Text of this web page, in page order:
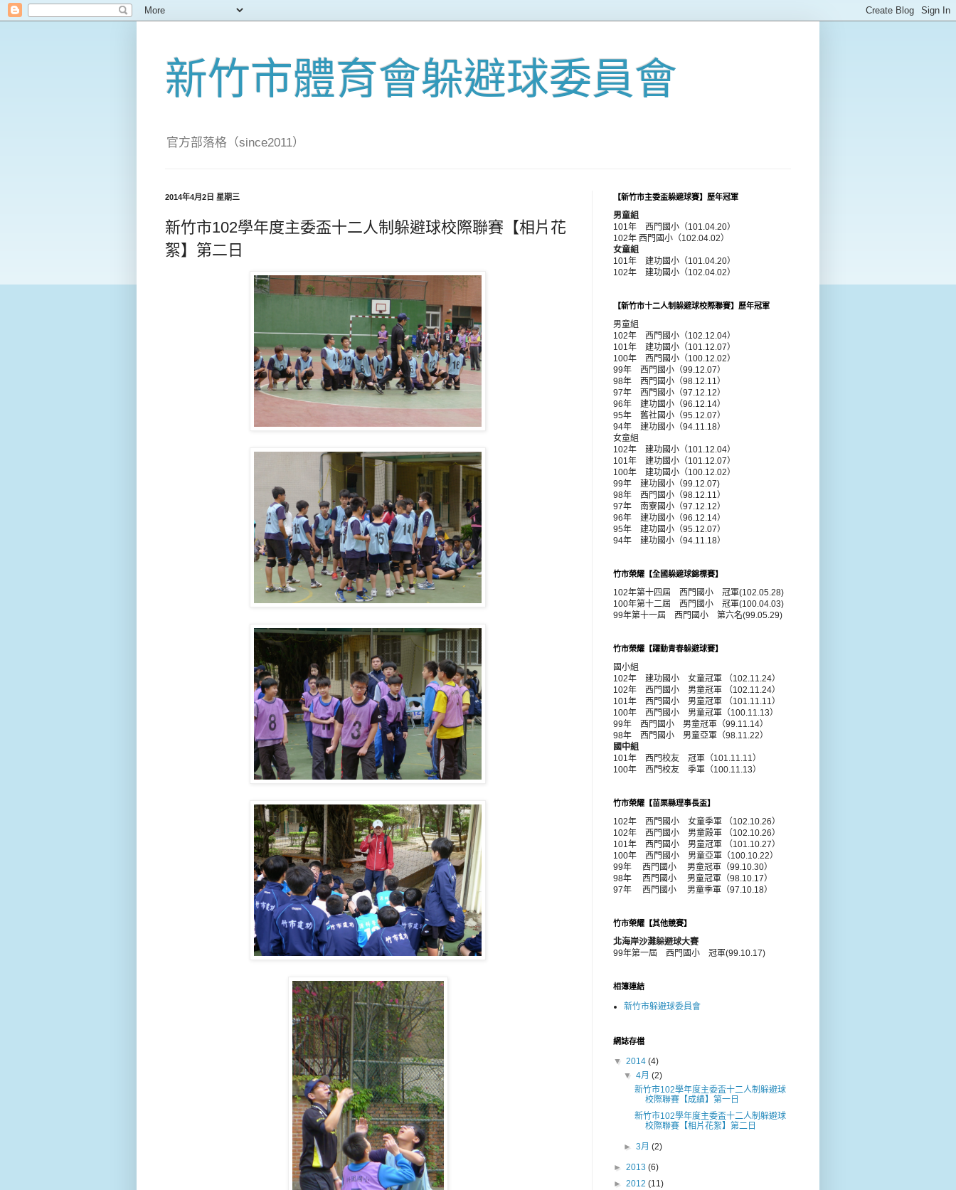
新竹市體育會躲避球委員會
官方部落格（since2011）
2014年4月2日 星期三
新竹市102學年度主委盃十二人制躲避球校際聯賽【相片花
絮】第二日
【新竹市主委盃躲避球賽】歷年冠軍
男童組
101年 西門國小（101.04.20）
102年 西門國小（102.04.02）
女童組
101年 建功國小（101.04.20）
102年 建功國小（102.04.02）
【新竹市十二人制躲避球校際聯賽】歷年冠軍
男童組
102年 西門國小（102.12.04）
101年 建功國小（101.12.07）
100年 西門國小（100.12.02）
99年 西門國小（99.12.07）
98年 西門國小（98.12.11）
97年 西門國小（97.12.12）
96年 建功國小（96.12.14）
95年 舊社國小（95.12.07）
94年 建功國小（94.11.18）
女童組
102年 建功國小（101.12.04）
101年 建功國小（101.12.07）
100年 建功國小（100.12.02）
99年 建功國小（99.12.07)
98年 西門國小（98.12.11）
97年 南寮國小（97.12.12）
96年 建功國小（96.12.14）
95年 建功國小（95.12.07）
94年 建功國小（94.11.18）
竹市榮耀【全國躲避球錦標賽】
102年第十四屆 西門國小 冠軍(102.05.28)
100年第十二屆 西門國小 冠軍(100.04.03)
99年第十一屆 西門國小 第六名(99.05.29)
竹市榮耀【躍動青春躲避球賽】
國小組
102年 建功國小 女童冠軍 （102.11.24）
102年 西門國小 男童冠軍 （102.11.24）
101年 西門國小 男童冠軍 （101.11.11）
100年 西門國小 男童冠軍（100.11.13）
99年 西門國小 男童冠軍（99.11.14）
98年 西門國小 男童亞軍（98.11.22）
國中組
101年 西門校友 冠軍（101.11.11）
100年 西門校友 季軍（100.11.13）
竹市榮耀【苗栗縣理事長盃】
102年 西門國小 女童季軍 （102.10.26）
102年 西門國小 男童殿軍 （102.10.26）
101年 西門國小 男童冠軍 （101.10.27）
100年 西門國小 男童亞軍（100.10.22）
99年 西門國小 男童冠軍（99.10.30）
98年 西門國小 男童冠軍（98.10.17）
97年 西門國小 男童季軍（97.10.18）
竹市榮耀【其他競賽】
北海岸沙灘躲避球大賽
99年第一屆 西門國小 冠軍(99.10.17)
相簿連結
新竹市躲避球委員會
網誌存檔
▼ 2014 (4)
▼4月(2)
新竹市102學年度主委盃十二人制躲避球
校際聯賽【成績】第一日
新竹市102學年度主委盃十二人制躲避球
校際聯賽【相片花絮】第二日
►3月(2)
► 2013 (6)
► 2012 (11)